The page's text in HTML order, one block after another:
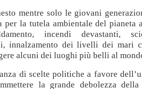
mentre solo le giovani
per la tutela ambientale del pianeta
incendi devastanti,
innalzamento dei livelli dei mari
alcuni dei luoghi più belli al
di scelte politiche a favore
la grande debolezza